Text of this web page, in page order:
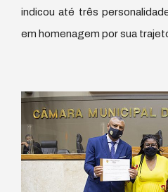
indicou até três
em homenagem por sua